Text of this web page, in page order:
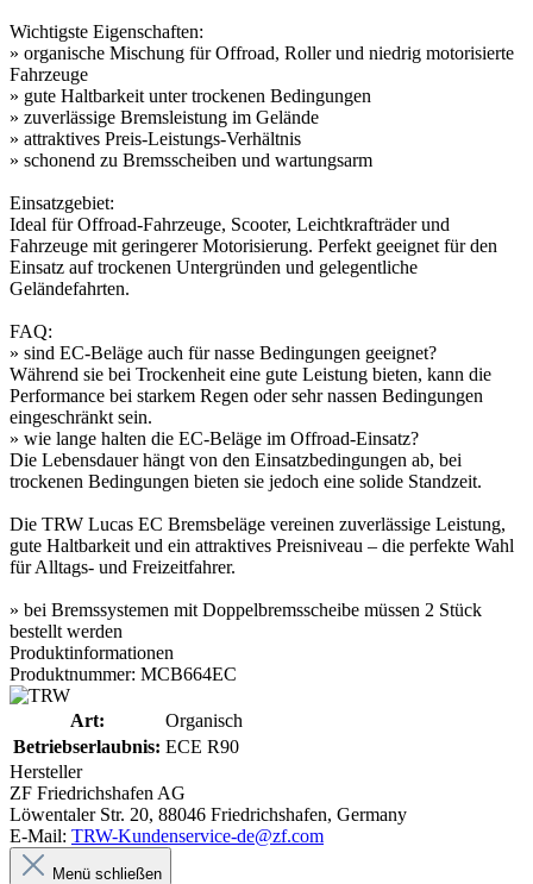
Wichtigste Eigenschaften:
» organische Mischung für Offroad, Roller und niedrig motorisierte
Fahrzeuge
» gute Haltbarkeit unter trockenen Bedingungen
» zuverlässige Bremsleistung im Gelände
» attraktives Preis-Leistungs-Verhältnis
» schonend zu Bremsscheiben und wartungsarm
Einsatzgebiet:
Ideal für Offroad-Fahrzeuge, Scooter, Leichtkrafträder und
Fahrzeuge mit geringerer Motorisierung. Perfekt geeignet für den
Einsatz auf trockenen Untergründen und gelegentliche
Geländefahrten.
FAQ:
» sind EC-Beläge auch für nasse Bedingungen geeignet?
Während sie bei Trockenheit eine gute Leistung bieten, kann die
Performance bei starkem Regen oder sehr nassen Bedingungen
eingeschränkt sein.
» wie lange halten die EC-Beläge im Offroad-Einsatz?
Die Lebensdauer hängt von den Einsatzbedingungen ab, bei
trockenen Bedingungen bieten sie jedoch eine solide Standzeit.
Die TRW Lucas EC Bremsbeläge vereinen zuverlässige Leistung,
gute Haltbarkeit und ein attraktives Preisniveau – die perfekte Wahl
für Alltags- und Freizeitfahrer.
» bei Bremssystemen mit Doppelbremsscheibe müssen 2 Stück
bestellt werden
Produktinformationen
Produktnummer: MCB664EC
Art:
Organisch
Betriebserlaubnis: ECE R90
Hersteller
ZF Friedrichshafen AG
Löwentaler Str. 20, 88046 Friedrichshafen, Germany
E-Mail: TRW-Kundenservice-de@zf.com
Menü schließen